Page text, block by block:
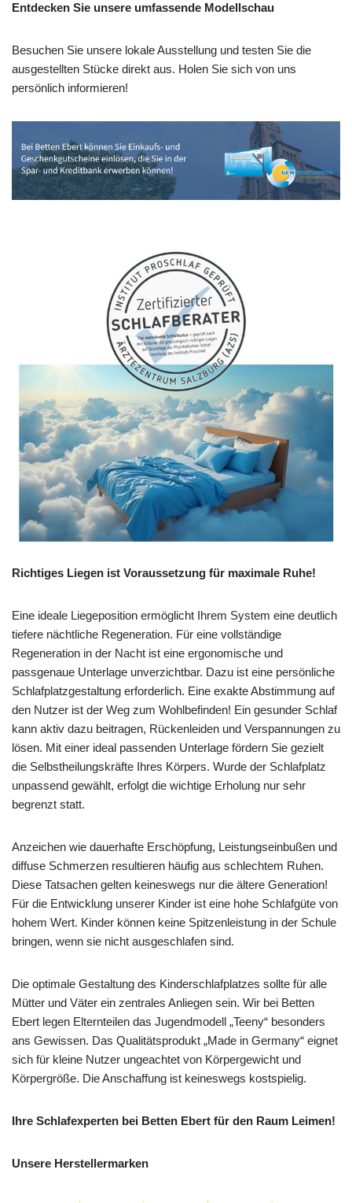
Entdecken Sie unsere umfassende Modellschau
Besuchen Sie unsere lokale Ausstellung und testen Sie die
ausgestellten Stücke direkt aus. Holen Sie sich von uns
persönlich informieren!
Richtiges Liegen ist Voraussetzung für maximale Ruhe!
Eine ideale Liegeposition ermöglicht Ihrem System eine deutlich
tiefere nächtliche Regeneration. Für eine vollständige
Regeneration in der Nacht ist eine ergonomische und
passgenaue Unterlage unverzichtbar. Dazu ist eine persönliche
Schlafplatzgestaltung erforderlich. Eine exakte Abstimmung auf
den Nutzer ist der Weg zum Wohlbefinden! Ein gesunder Schlaf
kann aktiv dazu beitragen, Rückenleiden und Verspannungen zu
lösen. Mit einer ideal passenden Unterlage fördern Sie gezielt
die Selbstheilungskräfte Ihres Körpers. Wurde der Schlafplatz
unpassend gewählt, erfolgt die wichtige Erholung nur sehr
begrenzt statt.
Anzeichen wie dauerhafte Erschöpfung, Leistungseinbußen und
diffuse Schmerzen resultieren häufig aus schlechtem Ruhen.
Diese Tatsachen gelten keineswegs nur die ältere Generation!
Für die Entwicklung unserer Kinder ist eine hohe Schlafgüte von
hohem Wert. Kinder können keine Spitzenleistung in der Schule
bringen, wenn sie nicht ausgeschlafen sind.
Die optimale Gestaltung des Kinderschlafplatzes sollte für alle
Mütter und Väter ein zentrales Anliegen sein. Wir bei Betten
Ebert legen Elternteilen das Jugendmodell „Teeny“ besonders
ans Gewissen. Das Qualitätsprodukt „Made in Germany“ eignet
sich für kleine Nutzer ungeachtet von Körpergewicht und
Körpergröße. Die Anschaffung ist keineswegs kostspielig.
Ihre Schlafexperten bei Betten Ebert für den Raum Leimen!
Unsere Herstellermarken